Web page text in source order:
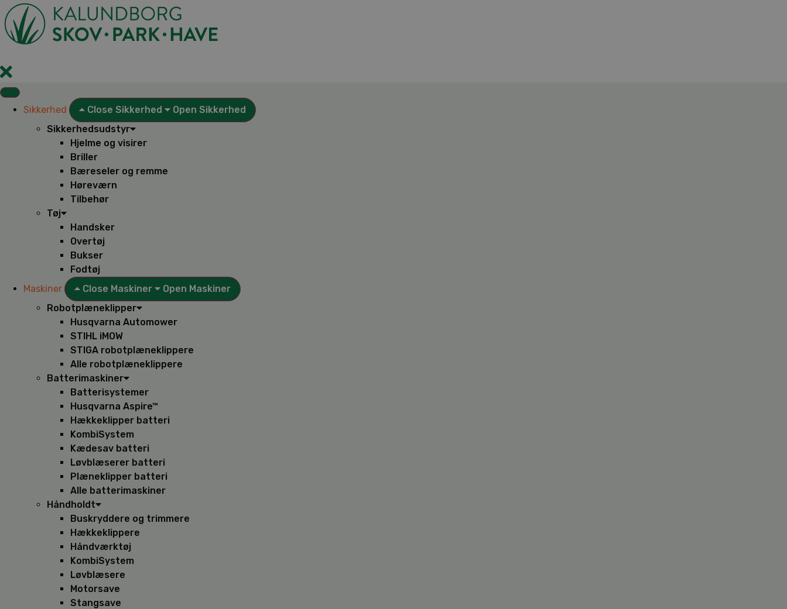
Videre
til
indhold
Sikkerhed Close Sikkerhed
Open Sikkerhed
Sikkerhedsudstyr
Hjelme og visirer
Briller
Bæreseler og remme
Høreværn
Tilbehør
Tøj
Handsker
Overtøj
Bukser
Fodtøj
Maskiner
Close Maskiner
Open Maskiner
Robotplæneklipper
Husqvarna Automower
STIHL iMOW
STIGA robotplæneklippere
Alle robotplæneklippere
Batterimaskiner
Batterisystemer
Husqvarna Aspire™
Hækkeklipper batteri
KombiSystem
Kædesav batteri
Løvblæserer batteri
Plæneklipper batteri
Alle batterimaskiner
Håndholdt
Buskryddere og trimmere
Hækkeklippere
Håndværktøj
KombiSystem
Løvblæsere
Motorsave
Stangsave